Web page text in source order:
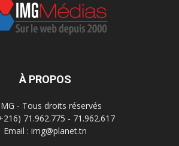
À PROPOS
- Tous droits réservés
71.962.775 - 71.962.617
Email : img@planet.tn